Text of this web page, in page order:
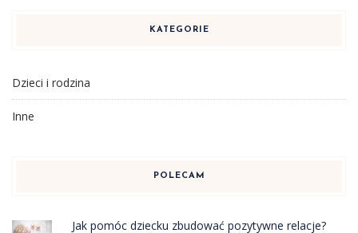
KATEGORIE
Dzieci i rodzina
Inne
POLECAM
Jak pomóc dziecku zbudować pozytywne relacje?